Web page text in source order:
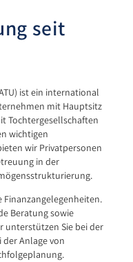
seit
ist ein international
mit Hauptsitz
Tochtergesellschaften
wichtigen
wir Privatpersonen
in der
Beratung sowie
unterstützen Sie bei der
Anlage von